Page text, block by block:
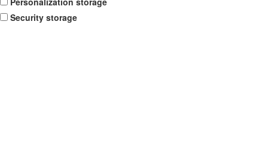
Security storage